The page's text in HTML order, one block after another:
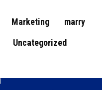
Marketing
marry
Uncategorized